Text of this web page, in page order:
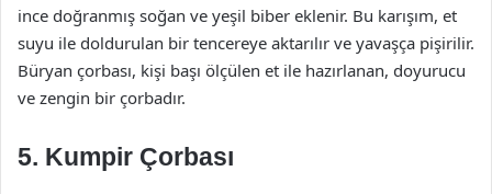
ince doğranmış soğan ve yeşil biber eklenir. Bu karışım, et
suyu ile doldurulan bir tencereye aktarılır ve yavaşça pişirilir.
Büryan çorbası, kişi başı ölçülen et ile hazırlanan, doyurucu
ve zengin bir çorbadır.
5. Kumpir Çorbası